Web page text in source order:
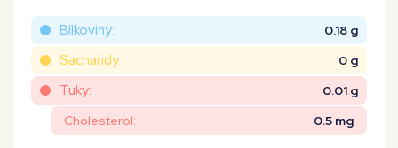
Bílkoviny: 0.18 g
Sacharidy: 0 g
Tuky:
0.01 g
Cholesterol:
0.5 mg